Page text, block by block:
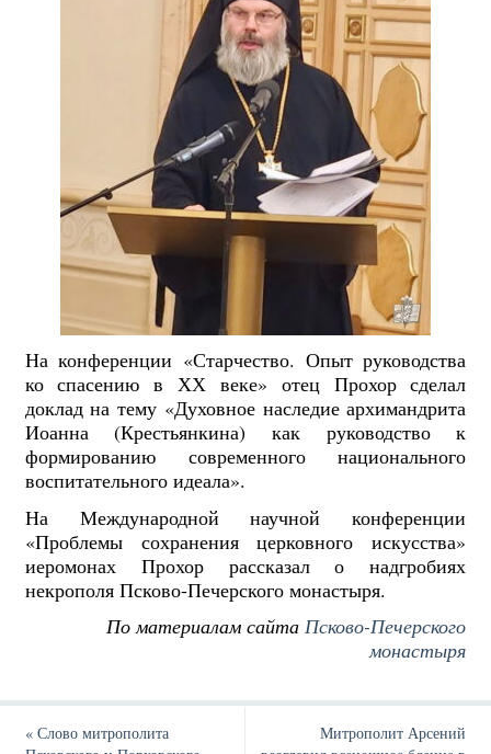
На конференции «Старчество. Опыт руководства
ко спасению в ХХ веке» отец Прохор сделал
доклад на тему «Духовное наследие архимандрита
Иоанна (Крестьянкина) как руководство к
формированию современного национального
воспитательного идеала».
На Международной научной конференции
«Проблемы сохранения церковного искусства»
иеромонах Прохор рассказал о надгробиях
некрополя Псково-Печерского монастыря.
По материалам сайтаПсково-Печерского
монастыря
«Слово митрополита
Митрополит Арсений